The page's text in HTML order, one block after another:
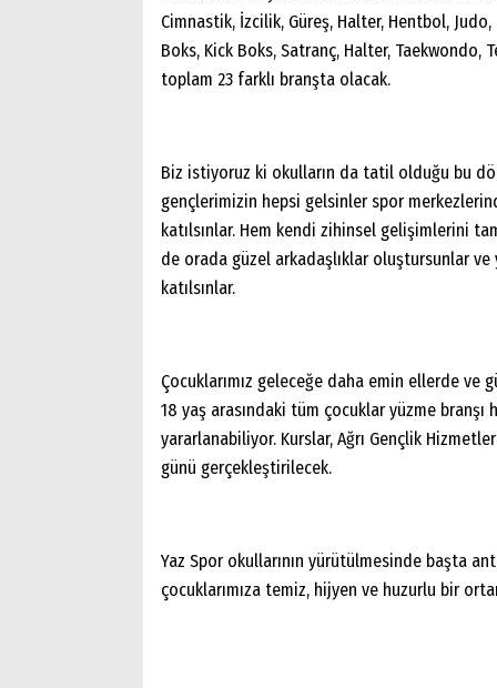
Cimnastik, İzcilik, Güreş, Halter, Hentbol,
Boks, Kick Boks, Satranç, Halter,
toplam 23 farklı branşta olacak.
Biz istiyoruz ki okulların da tatil olduğu bu
gençlerimizin hepsi gelsinler spor
katılsınlar. Hem kendi zihinsel gelişimlerini
de orada güzel arkadaşlıklar oluştursunlar
katılsınlar.
Çocuklarımız geleceğe daha emin ellerde ve
18 yaş arasındaki tüm çocuklar yüzme
yararlanabiliyor. Kurslar, Ağrı Gençlik
günü gerçekleştirilecek.
Yaz Spor okullarının yürütülmesinde başta
çocuklarımıza temiz, hijyen ve huzurlu bir